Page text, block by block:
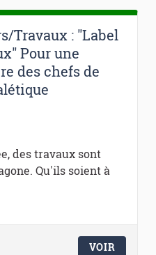
Travaux : "Label
Pour une
des chefs de
des travaux sont
Qu'ils soient à
VOIR